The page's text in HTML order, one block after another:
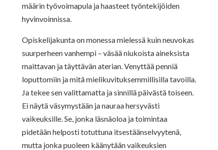
määrin työvoimapula ja haasteet työntekijöiden
hyvinvoinnissa.
Opiskelijakunta on monessa mielessä kuin neuvokas
suurperheen vanhempi – väsää niukoista aineksista
maittavan ja täyttävän aterian. Venyttää penniä
loputtomiin ja mitä mielikuvituksemmillisilla tavoilla.
Ja tekee sen valittamatta ja sinnillä päivästä toiseen.
Ei näytä väsymystään ja nauraa hersyvästi
vaikeuksille. Se, jonka läsnäoloa ja toimintaa
pidetään helposti totuttuna itsestäänselvyytenä,
mutta jonka puoleen käänytään vaikeuksien